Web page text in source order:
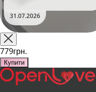
та вже встиг стати сенсацією
на міжнародній виставці API
Shanghai-2026!​LOVISS - це
поєднання унікальної естетики
та бездога..
31.07.2026
779грн.
Купити